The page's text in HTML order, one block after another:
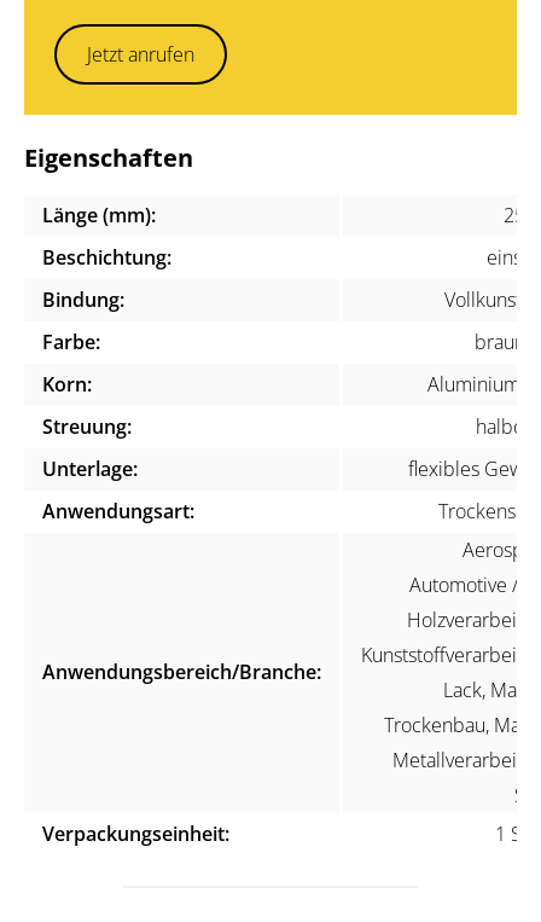
Jetzt anrufen
Eigenschaften
Länge (mm):
Beschichtung:
Bindung:
Farbe:
braun,
Korn:
Streuung:
Unterlage:
flexibles
Anwendungsart:
Anwendungsbereich/Branche:
Automotive /
Lack,
Trockenbau,
Verpackungseinheit:
1